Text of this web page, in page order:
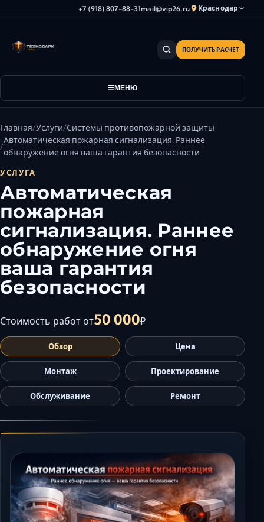
+7 (918) 807-88-31mail@vip26.ru Краснодар
Анапа
Владикавказ
Волгодонск
Волжский
Махачкала
Минеральные
Назрань
Ростов-на-Дону
Севастополь
Симферополь
Сочи
МЕНЮ
ПОЛУЧИТЬ РАСЧЕТ
Главная Услуги Системы противопожарной защиты
Автоматическая пожарная сигнализация. Раннее
обнаружение огня ваша гарантия безопасности
УСЛУГА
Автоматическая
пожарная
сигнализация. Раннее
обнаружение огня
ваша гарантия
безопасности
Стоимость работ от50 000₽
Обзор Цена
Монтаж Проектирование
Обслуживание Ремонт